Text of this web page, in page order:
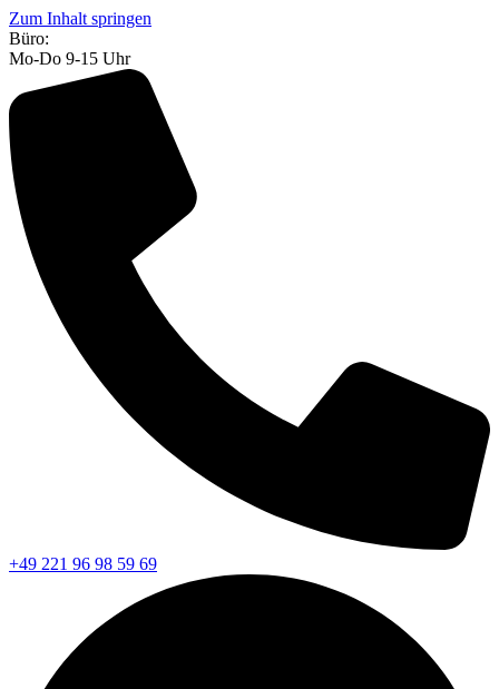
Zum Inhalt springen
Büro:
Mo-Do 9-15 Uhr
+49 221 96 98 59 69